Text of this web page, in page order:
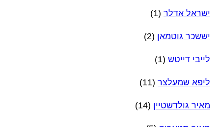
ישראל אדלר (1)
יששכר גוטמאן (2)
לייבי דייטש (1)
ליפא שמעלצר (11)
מאיר גולדשטיין (14)